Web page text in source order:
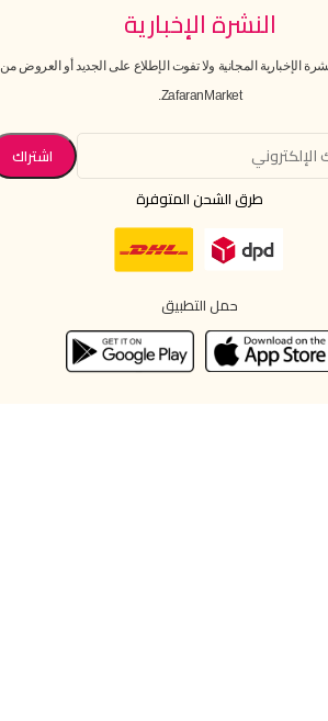
النشرة الإخبارية
الإخبارية المجانية ولا تفوت الإطلاع على الجديد أو العروض من
ZafaranMarket.
طرق الشحن المتوفرة
حمل التطبيق